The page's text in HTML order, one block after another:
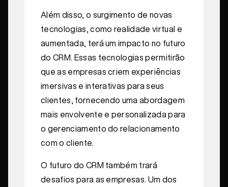
Além disso, o surgimento de novas
tecnologias, como realidade virtual e
aumentada, terá um impacto no futuro
do CRM. Essas tecnologias permitirão
que as empresas criem experiências
imersivas e interativas para seus
clientes, fornecendo uma abordagem
mais envolvente e personalizada para
o gerenciamento do relacionamento
com o cliente.
O futuro do CRM também trará
desafios para as empresas. Um dos